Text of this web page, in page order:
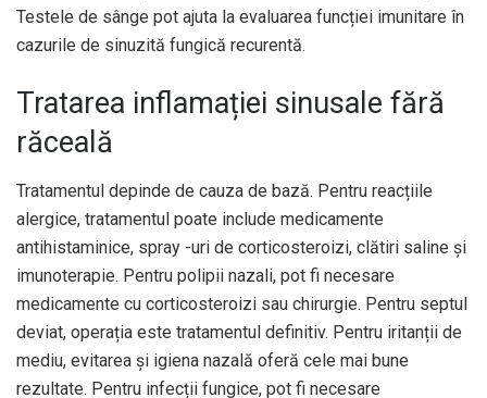
Testele de sânge pot ajuta la evaluarea funcției imunitare în
cazurile de sinuzită fungică recurentă.
Tratarea inflamației sinusale fără
răceală
Tratamentul depinde de cauza de bază. Pentru reacțiile
alergice, tratamentul poate include medicamente
antihistaminice, spray -uri de corticosteroizi, clătiri saline și
imunoterapie. Pentru polipii nazali, pot fi necesare
medicamente cu corticosteroizi sau chirurgie. Pentru septul
deviat, operația este tratamentul definitiv. Pentru iritanții de
mediu, evitarea și igiena nazală oferă cele mai bune
rezultate. Pentru infecții fungice, pot fi necesare